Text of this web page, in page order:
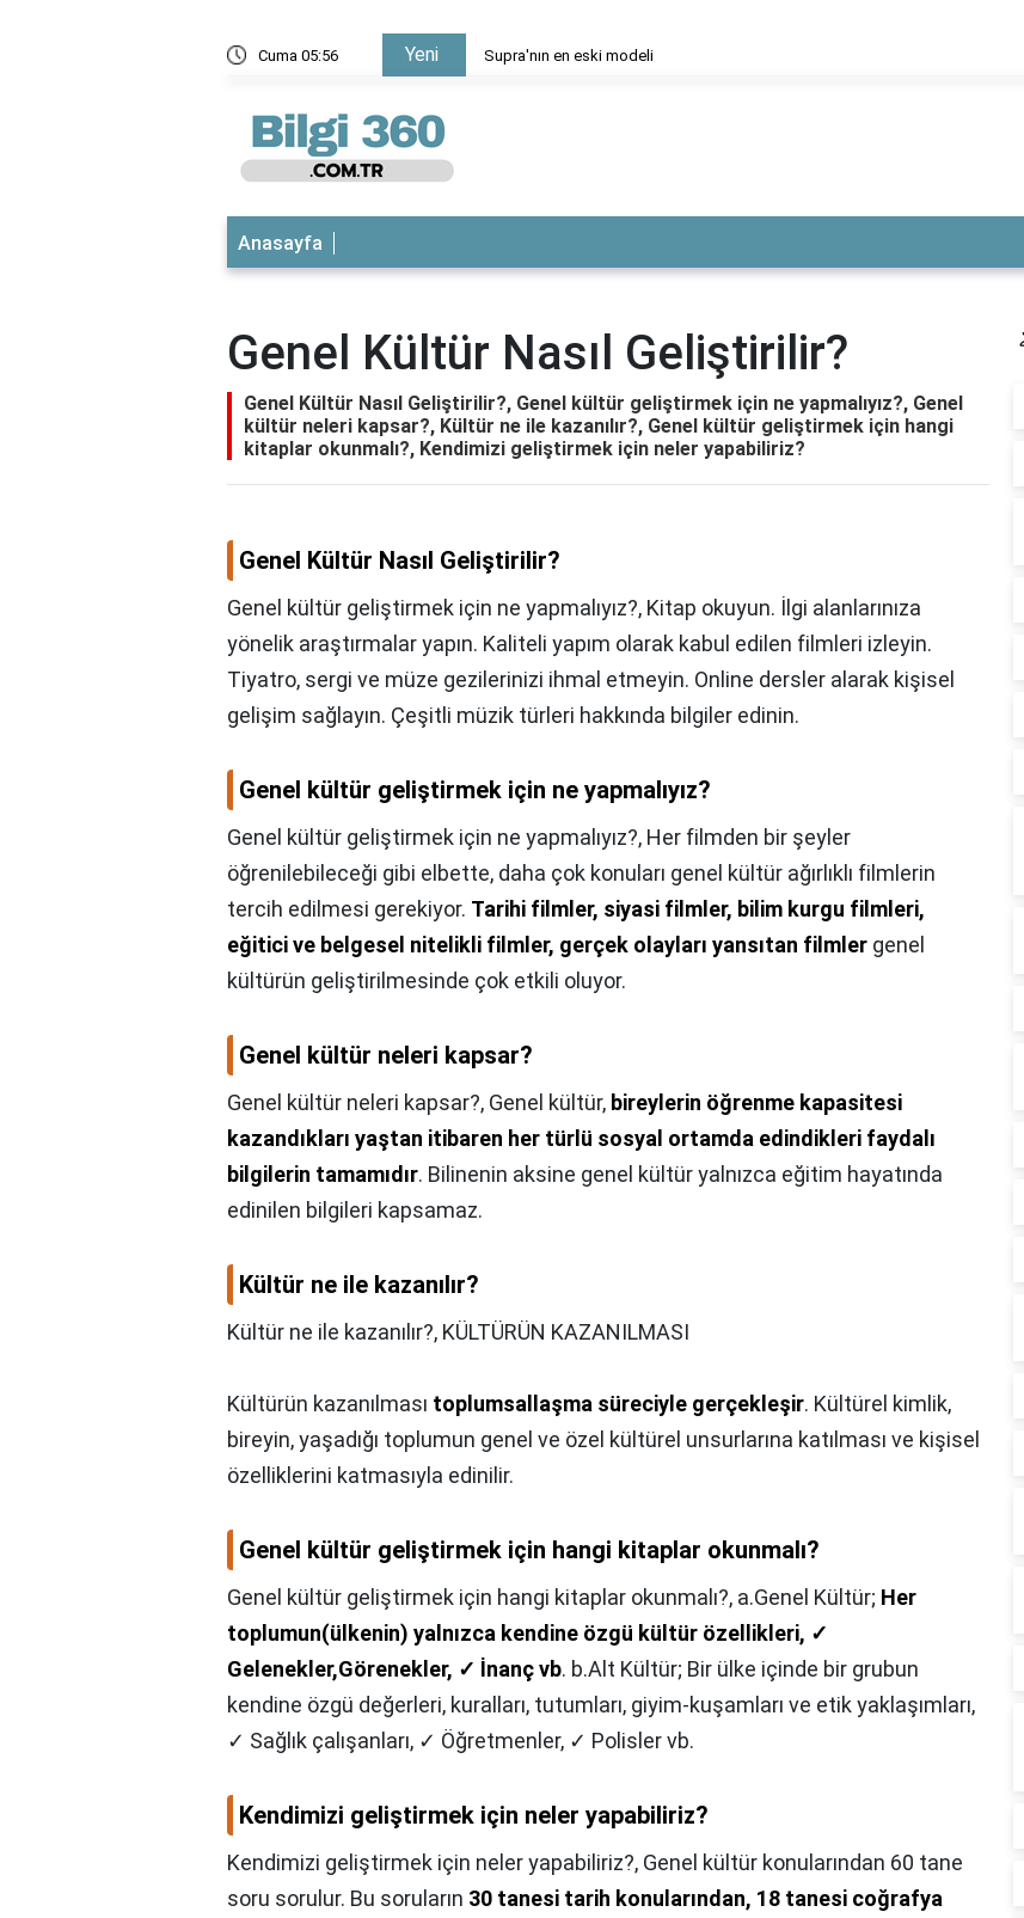
Cuma 05:56 Yeni Supra'nın en eski modeli
Anasayfa
Genel Kültür Nasıl Geliştirilir?
Genel Kültür Nasıl Geliştirilir?, Genel kültür geliştirmek için ne yapmalıyız?, Genel
kültür neleri kapsar?, Kültür ne ile kazanılır?, Genel kültür geliştirmek için hangi
kitaplar okunmalı?, Kendimizi geliştirmek için neler yapabiliriz?
Genel Kültür Nasıl Geliştirilir?
Genel kültür geliştirmek için ne yapmalıyız?, Kitap okuyun. İlgi alanlarınıza
yönelik araştırmalar yapın. Kaliteli yapım olarak kabul edilen filmleri izleyin.
Tiyatro, sergi ve müze gezilerinizi ihmal etmeyin. Online dersler alarak kişisel
gelişim sağlayın. Çeşitli müzik türleri hakkında bilgiler edinin.
Genel kültür geliştirmek için ne yapmalıyız?
Genel kültür geliştirmek için ne yapmalıyız?, Her filmden bir şeyler
öğrenilebileceği gibi elbette, daha çok konuları genel kültür ağırlıklı filmlerin
tercih edilmesi gerekiyor. Tarihi filmler, siyasi filmler, bilim kurgu filmleri,
eğitici ve belgesel nitelikli filmler, gerçek olayları yansıtan filmler genel
kültürün geliştirilmesinde çok etkili oluyor.
Genel kültür neleri kapsar?
Genel kültür neleri kapsar?, Genel kültür, bireylerin öğrenme kapasitesi
kazandıkları yaştan itibaren her türlü sosyal ortamda edindikleri faydalı
bilgilerin tamamıdır. Bilinenin aksine genel kültür yalnızca eğitim hayatında
edinilen bilgileri kapsamaz.
Kültür ne ile kazanılır?
Kültür ne ile kazanılır?, KÜLTÜRÜN KAZANILMASI
Kültürün kazanılması toplumsallaşma süreciyle gerçekleşir. Kültürel kimlik,
bireyin, yaşadığı toplumun genel ve özel kültürel unsurlarına katılması ve kişisel
özelliklerini katmasıyla edinilir.
Genel kültür geliştirmek için hangi kitaplar okunmalı?
Genel kültür geliştirmek için hangi kitaplar okunmalı?, a.Genel Kültür; Her
toplumun(ülkenin) yalnızca kendine özgü kültür özellikleri, ✓
Gelenekler,Görenekler, ✓ İnanç vb. b.Alt Kültür; Bir ülke içinde bir grubun
kendine özgü değerleri, kuralları, tutumları, giyim-kuşamları ve etik yaklaşımları,
✓ Sağlık çalışanları, ✓ Öğretmenler, ✓ Polisler vb.
Kendimizi geliştirmek için neler yapabiliriz?
Kendimizi geliştirmek için neler yapabiliriz?, Genel kültür konularından 60 tane
soru sorulur. Bu soruların 30 tanesi tarih konularından, 18 tanesi coğrafya